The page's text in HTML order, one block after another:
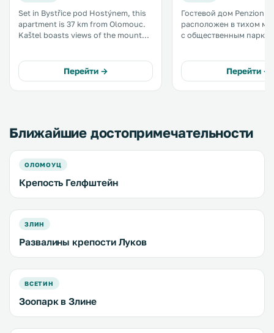
Set in Bystřice pod Hostýnem, this
apartment is 37 km from Olomouc.
Kaštel boasts views of the mountain
the property. .Перейти →
Гостевой дом Penzion
расположен в тихом
с общественным
от зоны катания на
К услугам гостей
баром и летней
Перейти →
Ближайшие достопримечательности
ОЛОМОУЦ
Крепость Гелфштейн
ЗЛИН
Развалины крепости Луков
ВСЕТИН
Зоопарк в Злине